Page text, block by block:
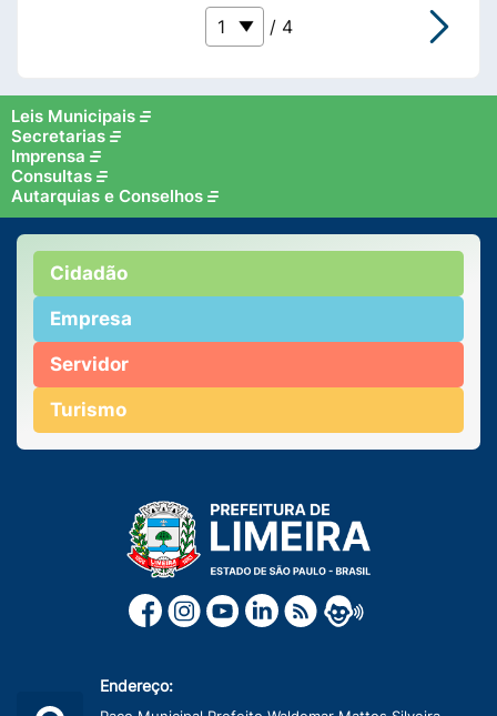
/ 4
Leis Municipais
Secretarias
Imprensa
Consultas
Autarquias e Conselhos
Cidadão
Empresa
Servidor
Turismo
Endereço: